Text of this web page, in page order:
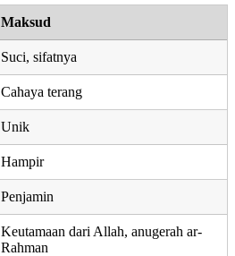
Maksud
Suci, sifatnya
Cahaya terang
Unik
Hampir
Penjamin
Keutamaan dari Allah, anugerah ar-
Rahman